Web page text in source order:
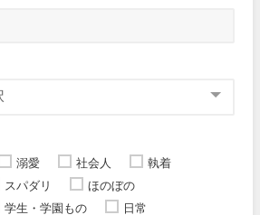
溺愛 社会人
執着
スパダリ
ほのぼの
学生・学園もの
日常